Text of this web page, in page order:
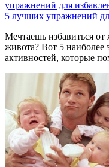
упражнений для
5 лучших упражнений
Мечтаешь избавиться
живота? Вот 5
активностей, которые